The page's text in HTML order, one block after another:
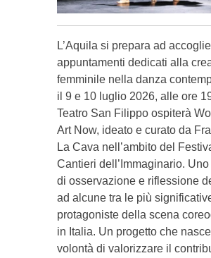
L’Aquila si prepara ad
appuntamenti dedicati alla
femminile nella danza
il 9 e 10 luglio 2026, alle ore
Teatro San Filippo ospiterà
Art Now, ideato e curato da
La Cava nell’ambito del
Cantieri dell’Immaginario.
di osservazione e riflessione
ad alcune tra le più
protagoniste della scena
in Italia. Un progetto che
volontà di valorizzare il